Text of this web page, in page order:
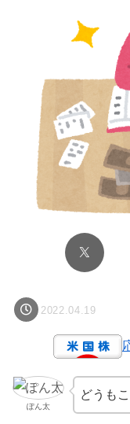
2022.04.19
ぽん太
どうも